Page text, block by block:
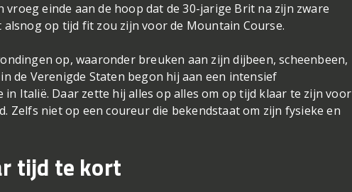
vroeg einde aan de hoop dat de 30-jarige Brit na zijn zware
op tijd fit zou zijn voor de Mountain Course.
op, waaronder breuken aan zijn dijbeen, scheenbeen,
de Verenigde Staten begon hij aan een intensief
Italië. Daar zette hij alles op alles om op tijd klaar te zijn voor
Zelfs niet op een coureur die bekendstaat om zijn fysieke en
tijd te kort